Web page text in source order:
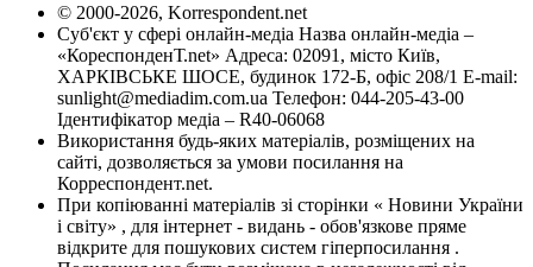
© 2000-2026, Korrespondent.net
Суб'єкт у сфері онлайн-медіа Назва онлайн-медіа –
«КореспонденТ.net» Адреса: 02091, місто Київ,
ХАРКІВСЬКЕ ШОСЕ, будинок 172-Б, офіс 208/1 E-mail:
sunlight@mediadim.com.ua Телефон: 044-205-43-00
Ідентифікатор медіа – R40-06068
Використання будь-яких матеріалів, розміщених на
сайті, дозволяється за умови посилання на
Корреспондент.net.
При копіюванні матеріалів зі сторінки « Новини України
і світу» , для інтернет - видань - обов'язкове пряме
відкрите для пошукових систем гіперпосилання .